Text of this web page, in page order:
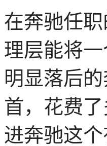
在奔驰任
理层能将
明显落后
首，花费
进奔驰这